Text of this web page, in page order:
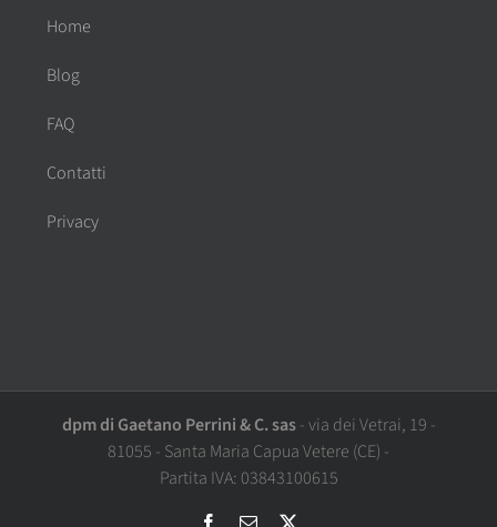
Home
Blog
FAQ
Contatti
Privacy
dpm di Gaetano Perrini & C. sas-via dei Vetrai, 19 -
81055 - Santa Maria Capua Vetere (CE) -
Partita IVA: 03843100615
Facebook
Email